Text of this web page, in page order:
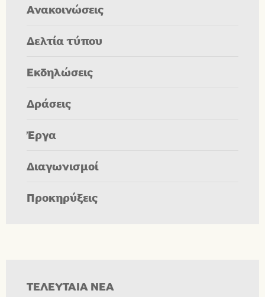
Ανακοινώσεις
Δελτία τύπου
Εκδηλώσεις
Δράσεις
Έργα
Διαγωνισμοί
Προκηρύξεις
ΤΕΛΕΥΤΑΙΑ ΝΕΑ